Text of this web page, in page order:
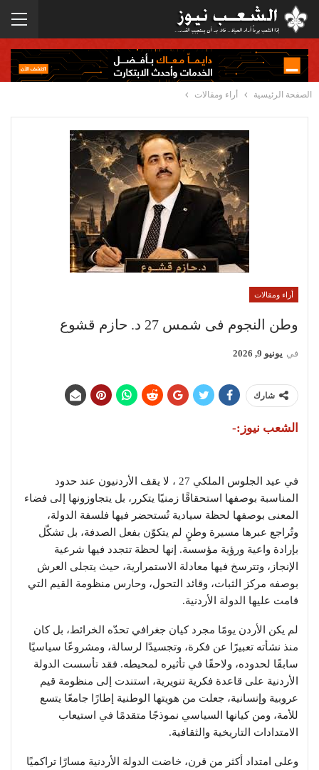
الصفحة الرئيسية أراء ومقالات
أراء ومقالات
وطن النجوم فى شمس 27 د. حازم قشوع
في يونيو 9, 2026
شارك
الشعب نيوز:-
في عيد الجلوس الملكي 27 ، لا يقف الأردنيون عند حدود
المناسبة بوصفها استحقاقًا زمنيًا يتكرر، بل يتجاوزونها إلى فضاء
المعنى بوصفها لحظة سيادية تُستحضر فيها فلسفة الدولة،
وتُراجع عبرها مسيرة وطنٍ لم يتكوّن بفعل الصدفة، بل تشكّل
بإرادة واعية ورؤية مؤسسة. إنها لحظة تتجدد فيها شرعية
الإنجاز، وتترسخ فيها معادلة الاستمرارية، حيث يتجلى العرش
بوصفه مركز الثبات، وقائد التحول، وحارس منظومة القيم التي
قامت عليها الدولة الأردنية.
لم يكن الأردن يومًا مجرد كيان جغرافي تحدّه الخرائط، بل كان
منذ نشأته تعبيرًا عن فكرة، وتجسيدًا لرسالة، ومشروعًا سياسيًا
سابقًا لحدوده، ولاحقًا في تأثيره لمحيطه. فقد تأسست الدولة
الأردنية على قاعدة فكرية تنويرية، استندت إلى منظومة قيم
عروبية وإنسانية، جعلت من هويتها الوطنية إطارًا جامعًا يتسع
للأمة، ومن كيانها السياسي نموذجًا متقدمًا في استيعاب
الامتدادات التاريخية والثقافية.
وعلى امتداد أكثر من قرن، خاضت الدولة الأردنية مسارًا تراكميًا